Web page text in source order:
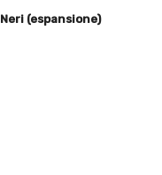
(espansione)